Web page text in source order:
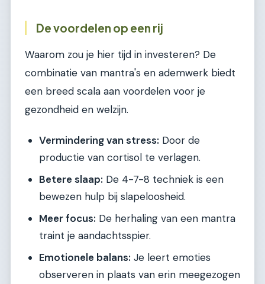
De voordelen op een rij
Waarom zou je hier tijd in investeren? De
combinatie van mantra's en ademwerk biedt
een breed scala aan voordelen voor je
gezondheid en welzijn.
Vermindering van stress: Door de
productie van cortisol te verlagen.
Betere slaap: De 4-7-8 techniek is een
bewezen hulp bij slapeloosheid.
Meer focus: De herhaling van een mantra
traint je aandachtsspier.
Emotionele balans: Je leert emoties
observeren in plaats van erin meegezogen